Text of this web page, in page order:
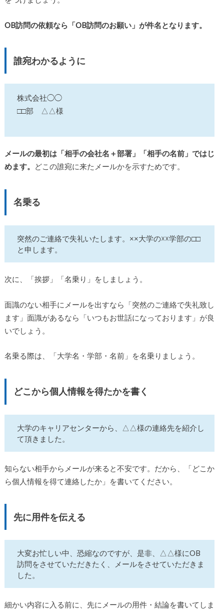
OB訪問の依頼なら「OB訪問のお願い」が件名となります。
誰宛わかるように
株式会社◯◯
□□部 △△様
メールの最初は「相手の会社名＋部署」「相手の名前」ではじ
めます。
どこの誰宛に来たメールかを示すためです。
名乗る
突然のご連絡で失礼いたします。××大学の☓☓学部の□□
と申します。
次に、「挨拶」「名乗り」をしましょう。
面識のない相手にメールを出すなら「突然のご連絡で失礼致し
ます」面識があるなら「いつもお世話になっております」が良
いでしょう。
名乗る際は、「大学名・学部・名前」を名乗りましょう。
どこから個人情報を得たかを書く
大学のキャリアセンターから、△△様の連絡先を紹介し
て頂きました。
知らない相手からメールが来ると不安です。だから、「どこか
ら個人情報を得て連絡したか」を書いてください。
先に用件を伝える
大変お忙しい中、恐縮なのですが、是非、△△様にOB
訪問をさせていただきたく、メールをさせていただきま
した。
細かい内容に入る前に、先にメールの用件・結論を書いてしま